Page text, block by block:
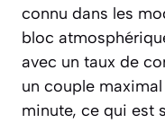
connu dans les
bloc
avec un taux de
un couple
minute, ce qui est